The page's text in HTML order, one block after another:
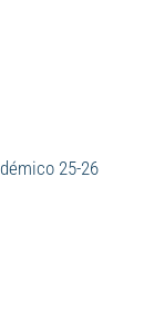
25-26